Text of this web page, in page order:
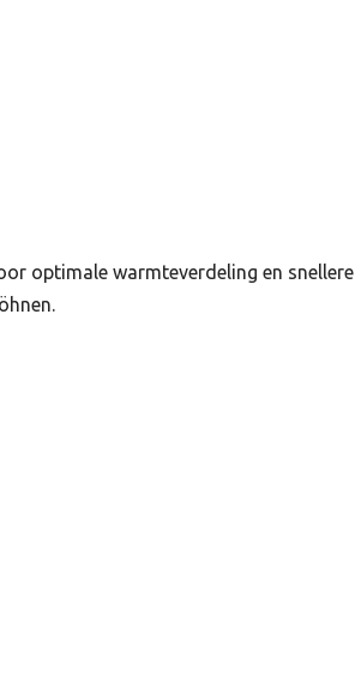
optimale warmteverdeling en snellere